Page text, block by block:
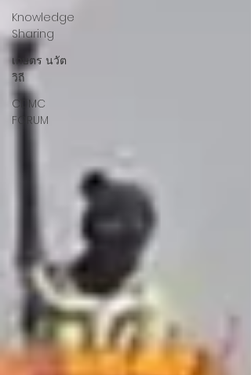
Knowledge
Sharing
เกษตร นวัต
วิถี
CDMC
FORUM